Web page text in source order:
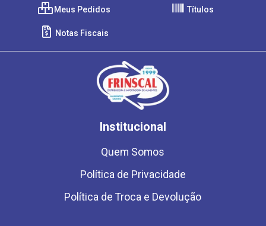
Meus Pedidos Títulos
Notas Fiscais
Institucional
Quem Somos
Política de Privacidade
Política de Troca e Devolução